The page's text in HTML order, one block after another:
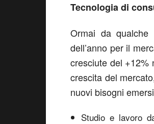
Tecnologia di
Ormai da
dell’anno per il
cresciute del +12%
crescita del
nuovi bisogni
Studio e lavoro